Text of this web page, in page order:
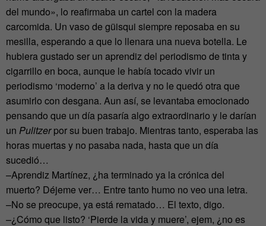
del mundo», lo reafirmaba un cartel con la madera
carcomida. Un vaso de güisqui siempre reposaba en su
mesilla, esperando a que lo llenara una nueva botella. Le
hubiera gustado ser un aprendiz del periodismo de tinta y
cigarrillo en boca, aunque le había tocado vivir un
periodismo ‘moderno’ a la deriva y no le quedó otra que
asumirlo con desgana. Aun así, se levantaba emocionado
pensando que un día pasaría algo extraordinario y le darían
un Pulitzerpor su buen trabajo. Mientras tanto, esperaba las
horas muertas y no pasaba nada, hasta que un día
sucedió…
–Aprendiz Martínez, ¿ha terminado ya la crónica del
muerto? Déjeme ver… Entre tanto humo no veo una letra.
–No se preocupe, ya está rematado… El texto, digo.
–¿Cómo que listo? ‘Pierde la vida y muere’, ejem, ¿no es